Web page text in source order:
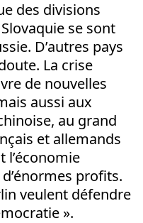
des divisions
se sont
D’autres pays
La crise
de nouvelles
aussi aux
au grand
et allemands
l’économie
profits.
veulent défendre
».